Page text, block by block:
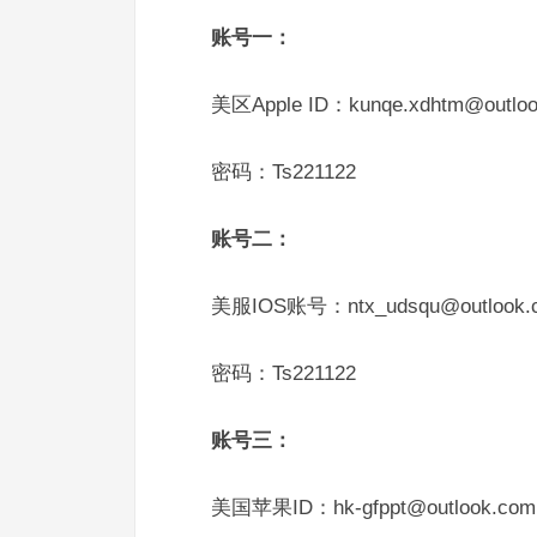
账号一：
美区Apple ID：
密码：Ts221122
账号二：
美服IOS账号：
密码：Ts221122
账号三：
美国苹果ID：hk-gfppt@outlook.com